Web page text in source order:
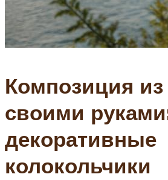
Композиция из
своими
декоративные
колокольчики